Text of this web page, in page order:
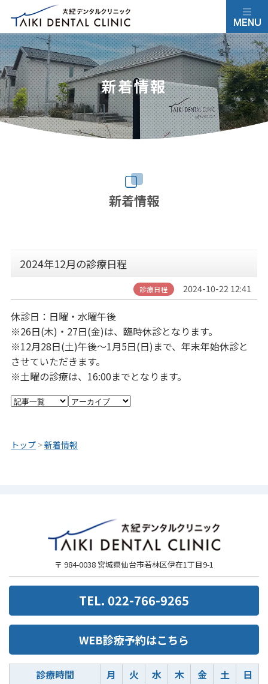
新着情報
新着情報
2024年12月の診療日程
診療日程 2024-10-22 12:41
休診日：日曜・水曜午後
※26日(木)・27日(金)は、臨時休診となります。
※12月28日(土)午後～1月5日(日)まで、年末年始休診と
させていただきます。
※土曜の診療は、16:00までとなります。
トップ >新着情報
〒 984-0038 宮城県仙台市若林区伊在1丁目9-1
TEL. 022-766-9265
WEB診療予約はこちら
診療時間 月 火 水 木 金 土
日